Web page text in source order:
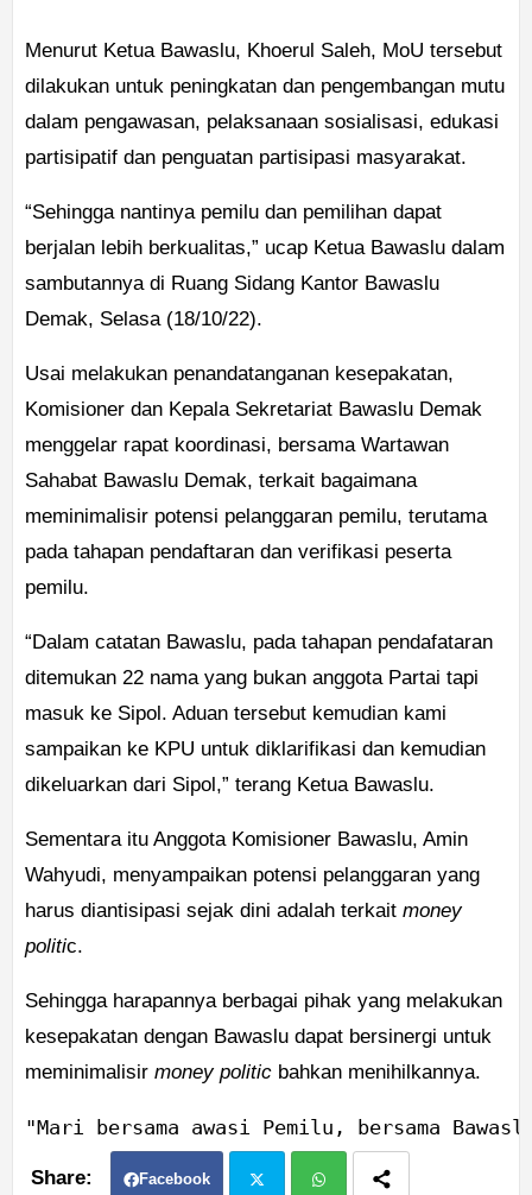
Menurut Ketua Bawaslu, Khoerul Saleh, MoU tersebut
dilakukan untuk peningkatan dan pengembangan mutu
dalam pengawasan, pelaksanaan sosialisasi, edukasi
partisipatif dan penguatan partisipasi masyarakat.
“Sehingga nantinya pemilu dan pemilihan dapat
berjalan lebih berkualitas,” ucap Ketua Bawaslu dalam
sambutannya di Ruang Sidang Kantor Bawaslu
Demak, Selasa (18/10/22).
Usai melakukan penandatanganan kesepakatan,
Komisioner dan Kepala Sekretariat Bawaslu Demak
menggelar rapat koordinasi, bersama Wartawan
Sahabat Bawaslu Demak, terkait bagaimana
meminimalisir potensi pelanggaran pemilu, terutama
pada tahapan pendaftaran dan verifikasi peserta
pemilu.
“Dalam catatan Bawaslu, pada tahapan pendafataran
ditemukan 22 nama yang bukan anggota Partai tapi
masuk ke Sipol. Aduan tersebut kemudian kami
sampaikan ke KPU untuk diklarifikasi dan kemudian
dikeluarkan dari Sipol,” terang Ketua Bawaslu.
Sementara itu Anggota Komisioner Bawaslu, Amin
Wahyudi, menyampaikan potensi pelanggaran yang
harus diantisipasi sejak dini adalah terkait money
politic.
Sehingga harapannya berbagai pihak yang melakukan
kesepakatan dengan Bawaslu dapat bersinergi untuk
meminimalisir money politic bahkan menihilkannya.
"Mari bersama awasi Pemilu, bersama
Facebook